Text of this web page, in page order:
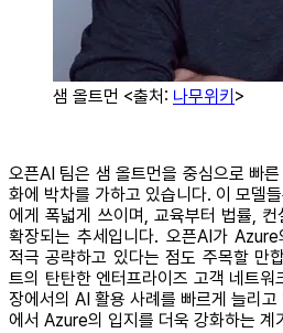
샘 올트먼 <출처: 나무위키>
오픈AI 팀은 샘 올트먼을 중심으로 빠
화에 박차를 가하고 있습니다. 이 모델
에게 폭넓게 쓰이며, 교육부터 법률,
확장되는 추세입니다. 오픈AI가
적극 공략하고 있다는 점도 주목할 만
트의 탄탄한 엔터프라이즈 고객 네트워
장에서의 AI 활용 사례를 빠르게 늘리
에서 Azure의 입지를 더욱 강화하는 계